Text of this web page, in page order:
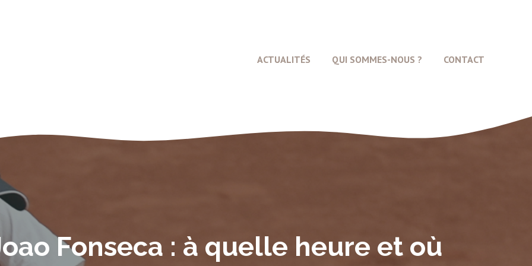
ACTUALITÉS QUI SOMMES-NOUS ? CONTACT
Fonseca : à quelle heure et où